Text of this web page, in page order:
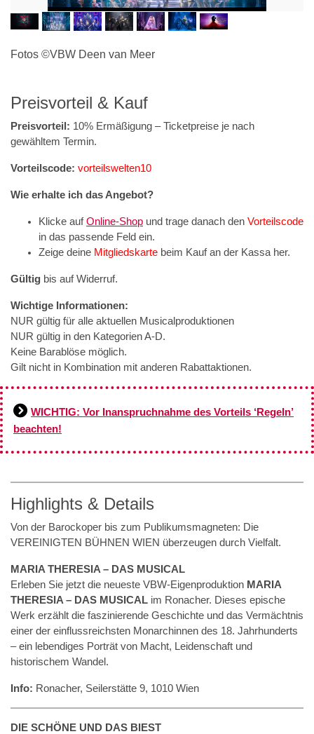
Fotos ©VBW Deen van Meer
Preisvorteil & Kauf
Preisvorteil: 10% Ermäßigung – Ticketpreise je nach
gewähltem Termin.
Vorteilscode: vorteilswelten10
Wie erhalte ich das Angebot?
Klicke aufOnline-Shop und trage danach den Vorteilscode
in das passende Feld ein.
Zeige deine Mitgliedskarte beim Kauf an der Kassa her.
Gültig bis auf Widerruf.
Wichtige Informationen:
NUR gültig für alle aktuellen Musicalproduktionen
NUR gültig in den Kategorien A-D.
Keine Barablöse möglich.
Gilt nicht in Kombination mit anderen Rabattaktionen.
WICHTIG: Vor Inanspruchnahme des Vorteils ‘Regeln’
beachten!
Highlights & Details
Von der Barockoper bis zum Publikumsmagneten: Die
VEREINIGTEN BÜHNEN WIEN überzeugen durch Vielfalt.
MARIA THERESIA – DAS MUSICAL
Erleben Sie jetzt die neueste VBW-Eigenproduktion MARIA
THERESIA – DAS MUSICAL im Ronacher. Dieses epische
Werk erzählt die faszinierende Geschichte und das Vermächtnis
einer der einflussreichsten Monarchinnen des 18. Jahrhunderts
– ein lebendiges Porträt von Macht, Leidenschaft und
historischem Wandel.
Info: Ronacher, Seilerstätte 9, 1010 Wien
DIE SCHÖNE UND DAS BIEST